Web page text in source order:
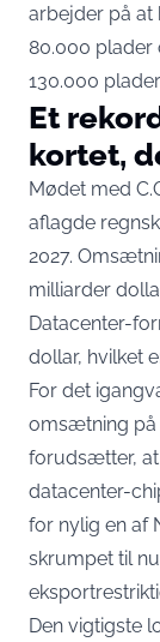
arbejder på at
80.000 plader
130.000
Et
kortet,
Mødet med
aflagde
2027.
milliarder
Datacenter-
dollar, hvilket
For det
omsætning på
forudsætter,
datacenter-
for nylig en af
skrumpet til
Den vigtigste